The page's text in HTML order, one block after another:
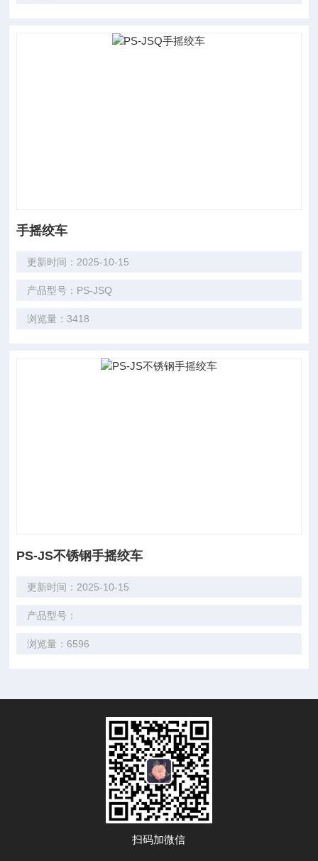
手摇绞车
更新时间：2025-10-15
产品型号：PS-JSQ
浏览量：3418
PS-JS不锈钢手摇绞车
更新时间：2025-10-15
产品型号：
浏览量：6596
扫码加微信